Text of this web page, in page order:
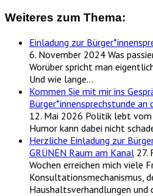
Weiteres zum Thema:
Einladung zur
6. November 2024 Was
Worüber spricht man
Und wie lange…
Kommen Sie mit mir ins
Bürger*innensprechstunde an
12. Mai 2026 Politik lebt vom
Humor kann dabei nicht
Herzliche Einladung zur
GRÜNEN Raum am Kanal 27.
Wochen erreichen mich viele
Konsultationsmechanismus,
Haushaltsverhandlungen und